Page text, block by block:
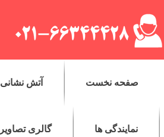
صفحه نخست آتش نشانی
نمایندگی ها گالری تصاویر